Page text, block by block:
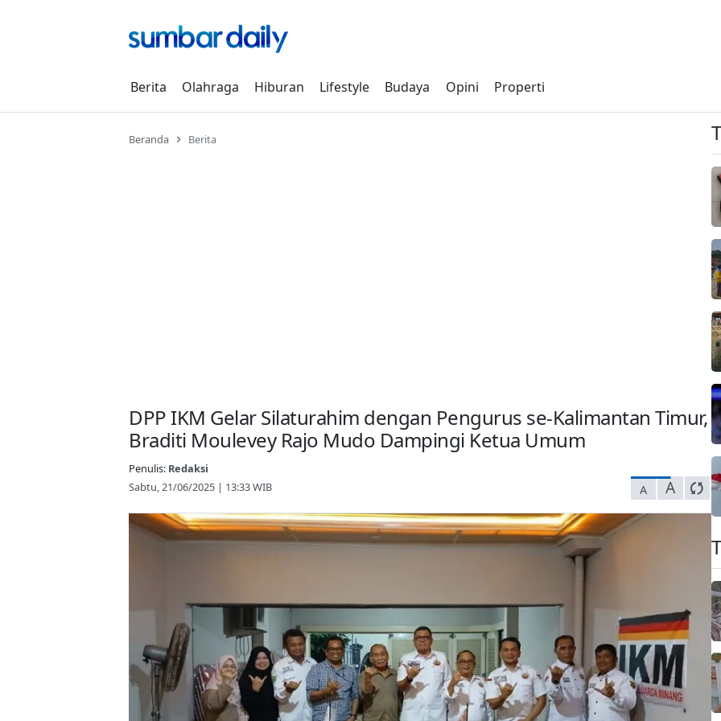
Berita Olahraga Hiburan Lifestyle Budaya Opini Properti
Beranda Berita
DPP IKM Gelar Silaturahim dengan Pengurus se-Kalimantan Timur,
Braditi Moulevey Rajo Mudo Dampingi Ketua Umum
Penulis: Redaksi
Sabtu, 21/06/2025 | 13:33 WIB
A A